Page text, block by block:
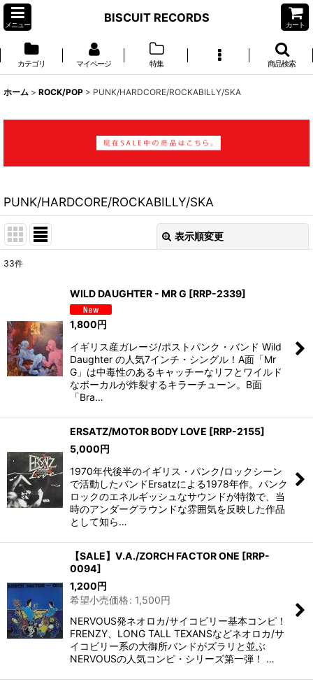
メニュー
BISCUIT RECORDS
カート
カテゴリ マイページ 特集 商品検索
ホーム > ROCK/POP > PUNK/HARDCORE/ROCKABILLY/SKA
PUNK/HARDCORE/ROCKABILLY/SKA
表示順変更
絞り込む
33件
WILD DAUGHTER - MR G [RRP-2339]
1,800円
イギリス産ガレージ/ポストパンク・バンド Wild
Daughter の人気7インチ・シングル！A面「Mr
G」は中毒性のあるキャッチーなリフとワイルド
なボーカルが炸裂するキラーチューン。B面
「Bra…
ERSATZ/MOTOR BODY LOVE [RRP-2155]
5,000円
1970年代後半のイギリス・パンク/ロックシーン
で活動したバンドErsatzによる1978年作。パンク
ロックのエネルギッシュなサウンドが特徴で、当
時のアンダーグラウンドな雰囲気を反映した作品
として知ら…
【SALE】V.A./ZORCH FACTOR ONE [RRP-
0094]
1,200円
希望小売価格: 1,500円
NERVOUS発ネオロカ/サイコビリー基本コンピ！
FRENZY、LONG TALL TEXANSなどネオロカ/サ
イコビリー系の大御所バンドがズラリと並ぶ
NERVOUSの人気コンピ・シリーズ第一弾！ …